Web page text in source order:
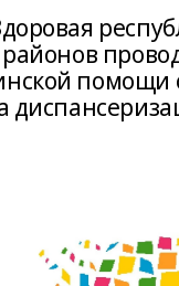
помощи